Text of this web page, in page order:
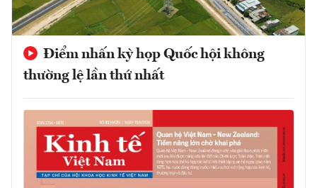
Điểm nhấn kỳ họp Quốc hội không
thường lệ lần thứ nhất